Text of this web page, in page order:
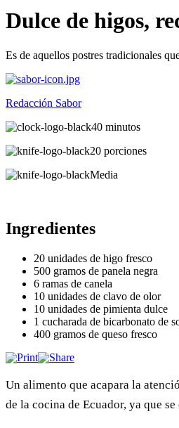
Dulce de higos,
Es de aquellos postres tradicionales
Redacción Sabor
40 minutos
20 porciones
Media
Ingredientes
20 unidades de higo fresco
500 gramos de panela negra
6 ramas de canela
10 unidades de clavo de olor
10 unidades de pimienta dulce
1 cucharada de bicarbonato de
400 gramos de queso fresco
Un alimento que acapara la
de la cocina de Ecuador, ya que